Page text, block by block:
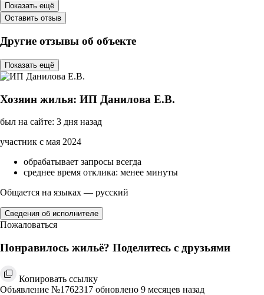
Показать ещё
Оставить отзыв
Другие отзывы об объекте
Показать ещё
Хозяин жилья: ИП Данилова Е.В.
был на сайте: 3 дня назад
участник с мая 2024
обрабатывает запросы всегда
среднее время отклика: менее минуты
Общается на языках — русский
Сведения об исполнителе
Пожаловаться
Понравилось жильё? Поделитесь с друзьями
Копировать ссылку
Объявление №1762317 обновлено 9 месяцев назад